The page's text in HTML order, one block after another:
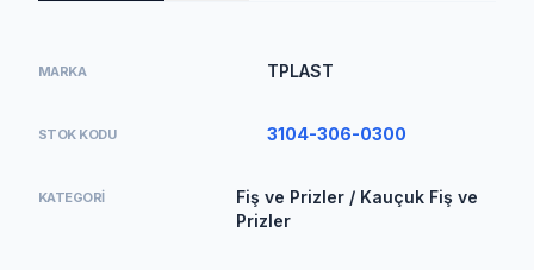
MARKA TPLAST
STOK KODU 3104-306-0300
KATEGORI
Fiş ve Prizler / Kauçuk Fiş ve
Prizler